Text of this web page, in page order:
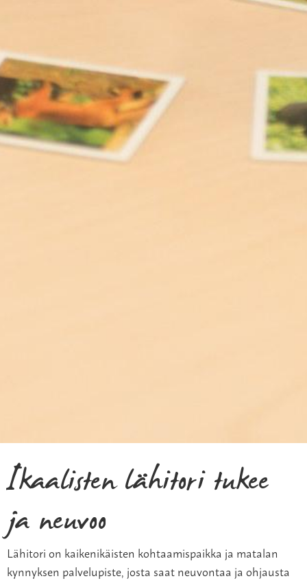
Ikaalisten lähitori tukee
ja neuvoo
Lähitori on kaikenikäisten kohtaamispaikka ja matalan
kynnyksen palvelupiste, josta saat neuvontaa ja ohjausta